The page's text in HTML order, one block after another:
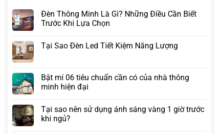
Đèn Thông Minh Là Gì? Những Điều Cần Biết
Trước Khi Lựa Chọn
Tại Sao Đèn Led Tiết Kiệm Năng Lượng
Bật mí 06 tiêu chuẩn cần có của nhà thông
minh hiện đại
Tại sao nên sử dụng ánh sáng vàng 1 giờ trước
khi ngủ?